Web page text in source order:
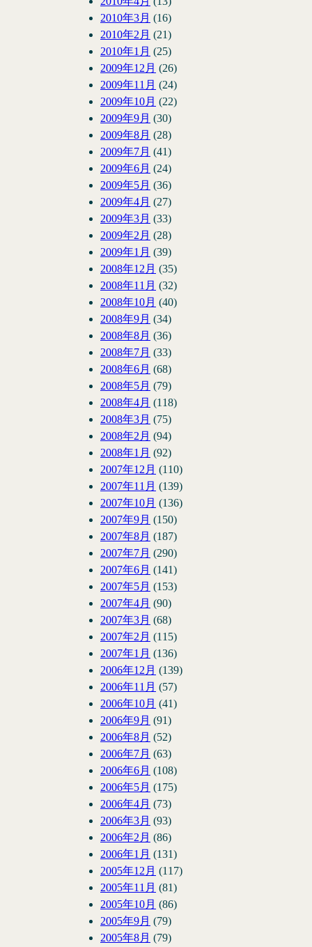
2010年3月 (16)
2010年2月 (21)
2010年1月 (25)
2009年12月 (26)
2009年11月 (24)
2009年10月 (22)
2009年9月 (30)
2009年8月 (28)
2009年7月 (41)
2009年6月 (24)
2009年5月 (36)
2009年4月 (27)
2009年3月 (33)
2009年2月 (28)
2009年1月 (39)
2008年12月 (35)
2008年11月 (32)
2008年10月 (40)
2008年9月 (34)
2008年8月 (36)
2008年7月 (33)
2008年6月 (68)
2008年5月 (79)
2008年4月 (118)
2008年3月 (75)
2008年2月 (94)
2008年1月 (92)
2007年12月 (110)
2007年11月 (139)
2007年10月 (136)
2007年9月 (150)
2007年8月 (187)
2007年7月 (290)
2007年6月 (141)
2007年5月 (153)
2007年4月 (90)
2007年3月 (68)
2007年2月 (115)
2007年1月 (136)
2006年12月 (139)
2006年11月 (57)
2006年10月 (41)
2006年9月 (91)
2006年8月 (52)
2006年7月 (63)
2006年6月 (108)
2006年5月 (175)
2006年4月 (73)
2006年3月 (93)
2006年2月 (86)
2006年1月 (131)
2005年12月 (117)
2005年11月 (81)
2005年10月 (86)
2005年9月 (79)
2005年8月 (79)